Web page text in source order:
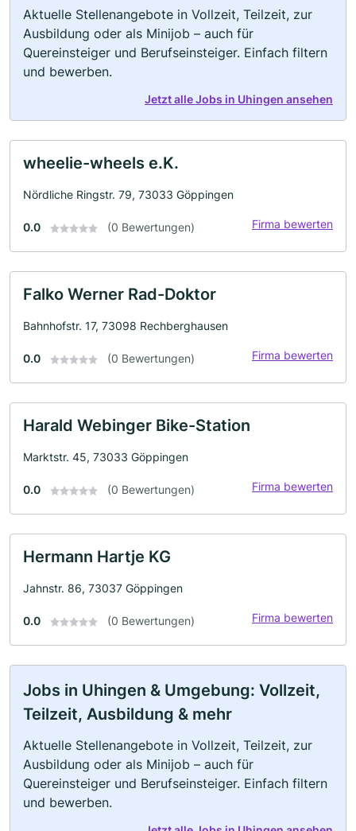
Aktuelle Stellenangebote in Vollzeit, Teilzeit, zur
Ausbildung oder als Minijob – auch für
Quereinsteiger und Berufseinsteiger. Einfach filtern
und bewerben.
Jetzt alle Jobs in Uhingen ansehen
wheelie-wheels e.K.
Nördliche Ringstr. 79, 73033 Göppingen
0.0 (0 Bewertungen) Firma bewerten
Falko Werner Rad-Doktor
Bahnhofstr. 17, 73098 Rechberghausen
0.0 (0 Bewertungen) Firma bewerten
Harald Webinger Bike-Station
Marktstr. 45, 73033 Göppingen
0.0 (0 Bewertungen) Firma bewerten
Hermann Hartje KG
Jahnstr. 86, 73037 Göppingen
0.0 (0 Bewertungen) Firma bewerten
Jobs in Uhingen & Umgebung: Vollzeit,
Teilzeit, Ausbildung & mehr
Aktuelle Stellenangebote in Vollzeit, Teilzeit, zur
Ausbildung oder als Minijob – auch für
Quereinsteiger und Berufseinsteiger. Einfach filtern
und bewerben.